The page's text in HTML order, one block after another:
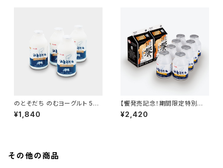
のとそだち のむヨーグルト 500
ml 4本
¥1,840
【饗発売記念！期間限定特別価
格！】饗2本＋のとそだちのむヨ
ーグルト150ml8本
¥2,420
その他の商品